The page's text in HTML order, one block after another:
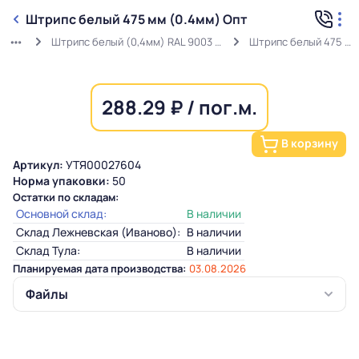
Штрипс белый 475 мм (0.4мм) Опт
Штрипс белый (0,4мм) RAL 9003 ГОСТ в защитной пленке Штрипс белый 475 мм (0.4мм) Опт
288.29 ₽ / пог.м.
В корзину
Артикул: УТЯ00027604
Норма упаковки: 50
Остатки по складам:
Основной склад:
В наличии
Склад Лежневская (Иваново): В наличии
Склад Тула:
В наличии
Планируемая дата производства: 03.08.2026
Файлы